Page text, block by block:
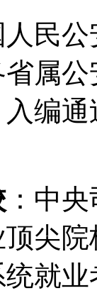
人民
属
编
：中
尖
就业